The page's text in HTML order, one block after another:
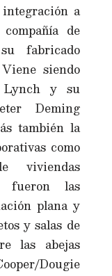
a
de
fabricado
siendo
Lynch y su
Deming
también la
como
viviendas
fueron las
plana y
y salas de
las abejas
Dougie